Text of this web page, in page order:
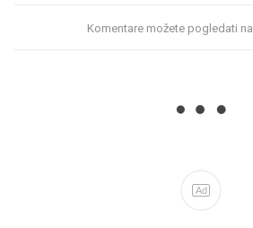
Komentare možete pogledati na
Ad